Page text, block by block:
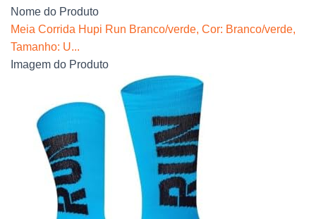
Nome do Produto
Meia Corrida Hupi Run Branco/verde, Cor: Branco/verde,
Tamanho: U...
Imagem do Produto